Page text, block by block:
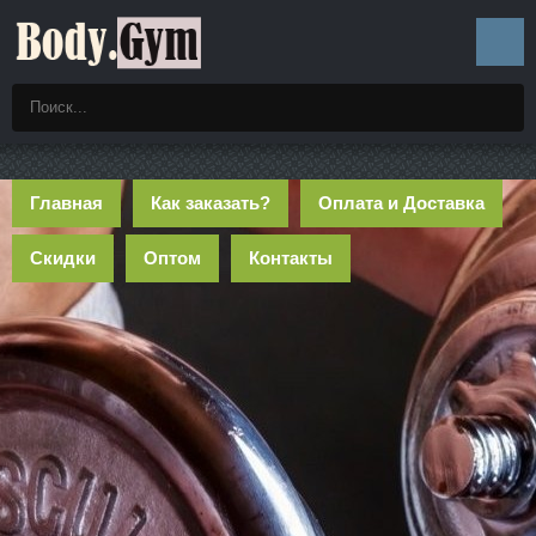
Главная Как заказать? Оплата и Доставка
Скидки Оптом Контакты